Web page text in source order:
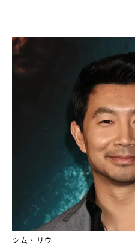
シム・リウ